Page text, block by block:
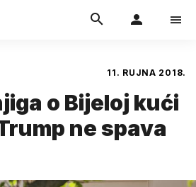
11. RUJNA 2018.
o Bijeloj kući
ne spava